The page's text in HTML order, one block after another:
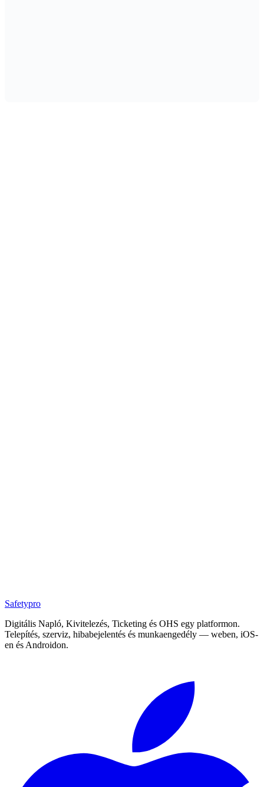
Safetypro
Digitális Napló, Kivitelezés, Ticketing és OHS egy platformon.
Telepítés, szerviz, hibabejelentés és munkaengedély — weben, iOS-
en és Androidon.